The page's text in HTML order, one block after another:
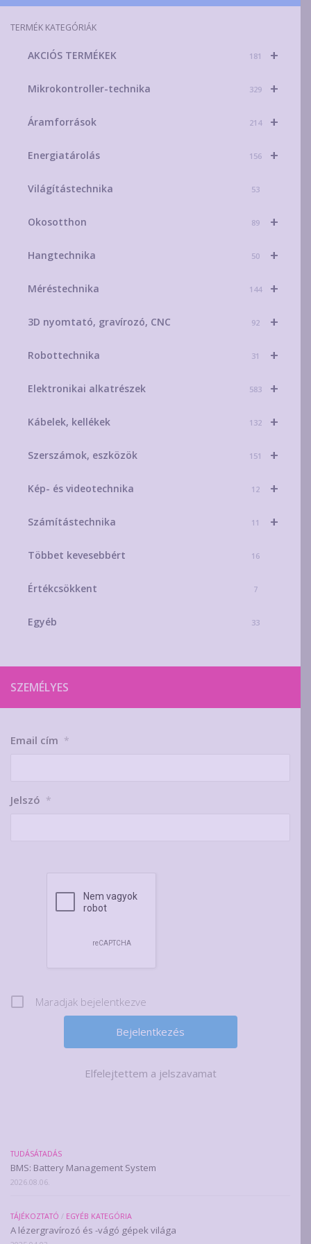
TERMÉK KATEGÓRIÁK
+
AKCIÓS TERMÉKEK 181
+
Mikrokontroller-technika 329
+
Áramforrások 214
+
Energiatárolás 156
Világítástechnika 53
+
Okosotthon 89
+
Hangtechnika 50
+
Méréstechnika 144
+
3D nyomtató, gravírozó, CNC 92
+
Robottechnika 31
+
Elektronikai alkatrészek 583
+
Kábelek, kellékek 132
+
Szerszámok, eszközök 151
+
Kép- és videotechnika 12
+
Számítástechnika 11
Többet kevesebbért 16
Értékcsökkent 7
Egyéb 33
SZEMÉLYES
Email cím *
Jelszó *
Maradjak bejelentkezve
Elfelejtettem a jelszavamat
TUDÁSÁTADÁS
BMS: Battery Management System
2026.08.06.
TÁJÉKOZTATÓ / EGYÉB KATEGÓRIA
A lézergravírozó és -vágó gépek világa